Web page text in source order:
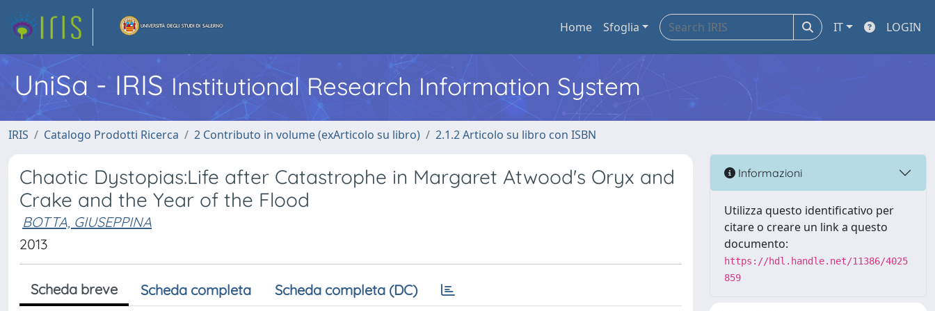
Home Sfoglia IT LOGIN
UniSa - IRIS Institutional Research Information System
IRIS Catalogo Prodotti Ricerca 2 Contributo in volume (exArticolo su libro) 2.1.2 Articolo su libro con ISBN
Chaotic Dystopias:Life after Catastrophe in Margaret Atwood's Oryx and
Crake and the Year of the Flood
BOTTA, GIUSEPPINA
2013
Scheda breve Scheda completa Scheda completa (DC)
Informazioni
Utilizza questo identificativo per
citare o creare un link a questo
documento:
https://hdl.handle.net/11386/4025
859